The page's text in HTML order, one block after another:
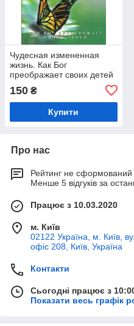
Чудесная измененная
жизнь. Как Бог
преображает своих детей
150 ₴
Купити
Про нас
Рейтинг не сформований
Менше 5 відгуків за
Працює з 10.03.2020
м. Київ
02122 Україна, м. Київ,
офіс 208, Київ, Україна
Контакти
Сьогодні працює з
Показати весь графік